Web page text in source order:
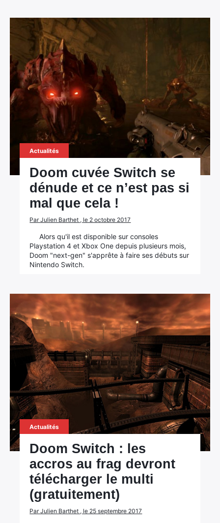
Actualités
Doom cuvée Switch se
dénude et ce n’est pas si
mal que cela !
Par Julien Barthet , le 2 octobre 2017
Alors qu'il est disponible sur consoles
Playstation 4 et Xbox One depuis plusieurs mois,
Doom "next-gen" s'apprête à faire ses débuts sur
Nintendo Switch.
Actualités
Doom Switch : les
accros au frag devront
télécharger le multi
(gratuitement)
Par Julien Barthet , le 25 septembre 2017